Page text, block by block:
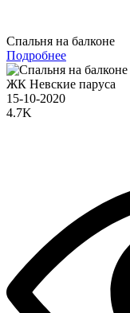
Спальня на балконе
Подробнее
ЖК Невские паруса
15-10-2020
4.7K